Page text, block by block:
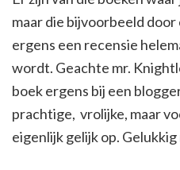
maar die bijvoorbeeld
ergens een recensie
wordt. Geachte mr.
boek ergens bij een
prachtige, vrolijke, maar
eigenlijk gelijk op.